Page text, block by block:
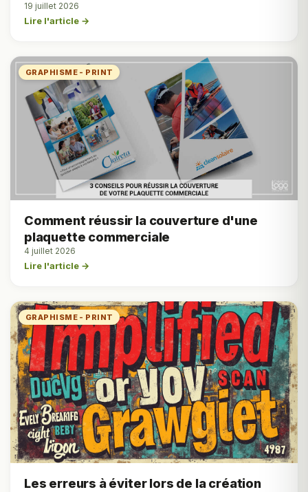
19 juillet 2026
Lire l'article →
GRAPHISME - PRINT
Comment réussir la couverture d'une
plaquette commerciale
4 juillet 2026
Lire l'article →
GRAPHISME - PRINT
Les erreurs à éviter lors de la création